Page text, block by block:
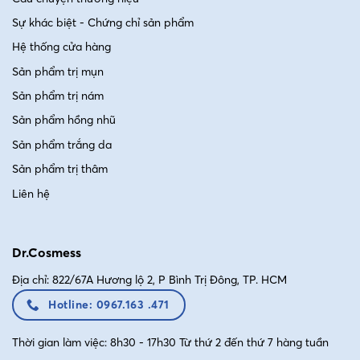
đầu ngón tay massage nhẹ nhàng theo vòng tròn để
dưỡng chất dễ dàng thấm sâu vào da.
Bước 3: Để tinh chất thấm vào da
Giữ kem trên da khoảng 20 phút để các hoạt chất có
đủ thời gian phát huy tác dụng và hỗ trợ cấp ẩm.
Sự khác biệt - Chứng chỉ sản phẩm
Hệ thống cửa hàng
Sản phẩm trị mụn
Sản phẩm trị nám
Sản phẩm hồng nhũ
Sản phẩm trắng da
Sản phẩm trị thâm
Liên hệ
Dr.Cosmess
Địa chỉ: 822/67A Hương lộ 2, P Bình Trị Đông, TP. HCM
Hotline: 0967.163 .471
Thời gian làm việc: 8h30 - 17h30 Từ thứ 2 đến thứ 7 hàng tuần